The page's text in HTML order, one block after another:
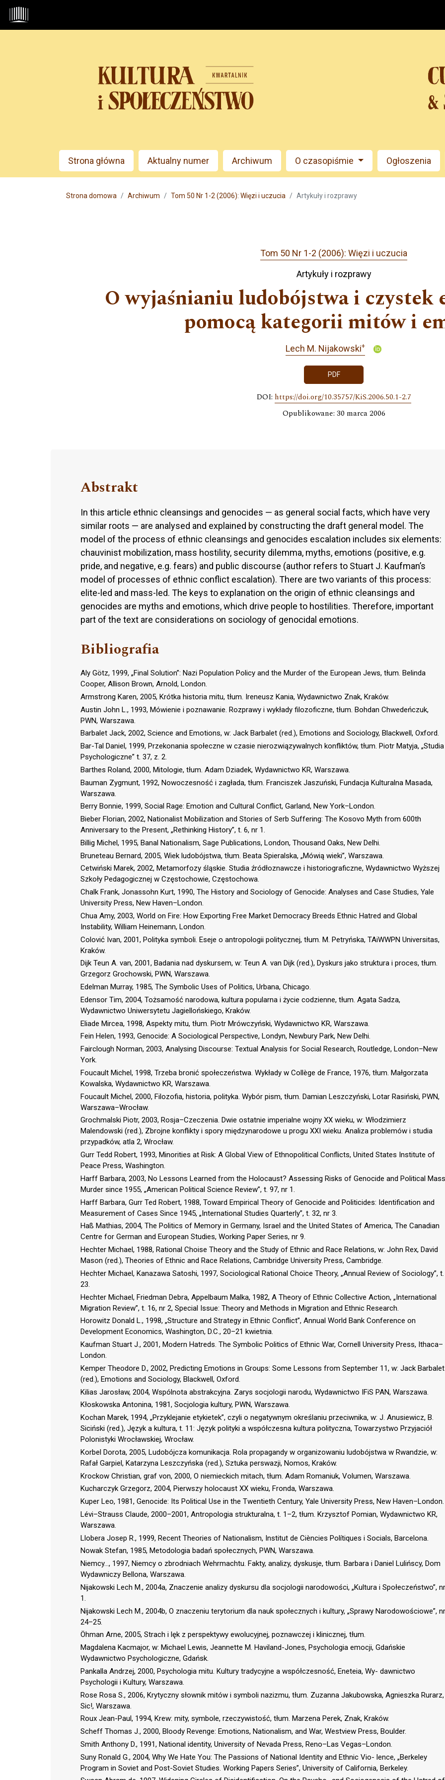
Przejdź do głównego menu
Przejdź do sekcji głównej
Przejdź do stopki
Admin menu
Main menu
Strona główna Aktualny numer Archiwum O czasopiśmie Ogłoszenia
Strona domowa Archiwum Tom 50 Nr 1-2 (2006): Więzi i uczucia Artykuły i rozprawy
Tom 50 Nr 1-2 (2006): Więzi i uczucia
Artykuły i rozprawy
O wyjaśnianiu ludobójstwa i czystek
pomocą kategorii mitów i
Lech M. Nijakowski+
PDF
DOI: https://doi.org/10.35757/KiS.2006.50.1-2.7
Opublikowane: 30 marca 2006
Abstrakt
In this article ethnic cleansings and genocides — as general social facts, which have very
similar roots — are analysed and explained by constructing the draft general model. The
model of the process of ethnic cleansings and genocides escalation includes six elements:
chauvinist mobilization, mass hostility, security dilemma, myths, emotions (positive, e.g.
pride, and negative, e.g. fears) and public discourse (author refers to Stuart J. Kaufman’s
model of processes of ethnic conflict escalation). There are two variants of this process:
elite-led and mass-led. The keys to explanation on the origin of ethnic cleansings and
genocides are myths and emotions, which drive people to hostilities. Therefore, important
part of the text are considerations on sociology of genocidal emotions.
Bibliografia
Aly Götz, 1999, „Final Solution”: Nazi Population Policy and the Murder of the European Jews, tłum. Belinda
Cooper, Allison Brown, Arnold, London.
Armstrong Karen, 2005, Krótka historia mitu, tłum. Ireneusz Kania, Wydawnictwo Znak, Kraków.
Austin John L., 1993, Mówienie i poznawanie. Rozprawy i wykłady filozoficzne, tłum. Bohdan Chwedeńczuk,
PWN, Warszawa.
Barbalet Jack, 2002, Science and Emotions, w: Jack Barbalet (red.), Emotions and Sociology, Blackwell, Oxford.
Bar-Tal Daniel, 1999, Przekonania społeczne w czasie nierozwiązywalnych konfliktów, tłum. Piotr Matyja, „Studia
Psychologiczne” t. 37, z. 2.
Barthes Roland, 2000, Mitologie, tłum. Adam Dziadek, Wydawnictwo KR, Warszawa.
Bauman Zygmunt, 1992, Nowoczesność i zagłada, tłum. Franciszek Jaszuński, Fundacja Kulturalna Masada,
Warszawa.
Berry Bonnie, 1999, Social Rage: Emotion and Cultural Conflict, Garland, New York–London.
Bieber Florian, 2002, Nationalist Mobilization and Stories of Serb Suffering: The Kosovo Myth from 600th
Anniversary to the Present, „Rethinking History”, t. 6, nr 1.
Billig Michel, 1995, Banal Nationalism, Sage Publications, London, Thousand Oaks, New Delhi.
Bruneteau Bernard, 2005, Wiek ludobójstwa, tłum. Beata Spieralska, „Mówią wieki”, Warszawa.
Cetwiński Marek, 2002, Metamorfozy śląskie. Studia źródłoznawcze i historiograficzne, Wydawnictwo Wyższej
Szkoły Pedagogicznej w Częstochowie, Częstochowa.
Chalk Frank, Jonassohn Kurt, 1990, The History and Sociology of Genocide: Analyses and Case Studies, Yale
University Press, New Haven–London.
Chua Amy, 2003, World on Fire: How Exporting Free Market Democracy Breeds Ethnic Hatred and Global
Instability, William Heinemann, London.
Colović Ivan, 2001, Polityka symboli. Eseje o antropologii politycznej, tłum. M. Petryńska, TAiWWPN Universitas,
Kraków.
Dijk Teun A. van, 2001, Badania nad dyskursem, w: Teun A. van Dijk (red.), Dyskurs jako struktura i proces, tłum.
Grzegorz Grochowski, PWN, Warszawa.
Edelman Murray, 1985, The Symbolic Uses of Politics, Urbana, Chicago.
Edensor Tim, 2004, Tożsamość narodowa, kultura popularna i życie codzienne, tłum. Agata Sadza,
Wydawnictwo Uniwersytetu Jagiellońskiego, Kraków.
Eliade Mircea, 1998, Aspekty mitu, tłum. Piotr Mrówczyński, Wydawnictwo KR, Warszawa.
Fein Helen, 1993, Genocide: A Sociological Perspective, Londyn, Newbury Park, New Delhi.
Fairclough Norman, 2003, Analysing Discourse: Textual Analysis for Social Research, Routledge, London–New
York.
Foucault Michel, 1998, Trzeba bronić społeczeństwa. Wykłady w Collège de France, 1976, tłum. Małgorzata
Kowalska, Wydawnictwo KR, Warszawa.
Foucault Michel, 2000, Filozofia, historia, polityka. Wybór pism, tłum. Damian Leszczyński, Lotar Rasiński, PWN,
Warszawa–Wrocław.
Grochmalski Piotr, 2003, Rosja–Czeczenia. Dwie ostatnie imperialne wojny XX wieku, w: Włodzimierz
Malendowski (red.), Zbrojne konflikty i spory międzynarodowe u progu XXI wieku. Analiza problemów i studia
przypadków, atla 2, Wrocław.
Gurr Tedd Robert, 1993, Minorities at Risk: A Global View of Ethnopolitical Conflicts, United States Institute of
Peace Press, Washington.
Harff Barbara, 2003, No Lessons Learned from the Holocaust? Assessing Risks of Genocide and Political Mass
Murder since 1955, „American Political Science Review”, t. 97, nr 1.
Harff Barbara, Gurr Ted Robert, 1988, Toward Empirical Theory of Genocide and Politicides: Identification and
Measurement of Cases Since 1945, „International Studies Quarterly”, t. 32, nr 3.
Haß Mathias, 2004, The Politics of Memory in Germany, Israel and the United States of America, The Canadian
Centre for German and European Studies, Working Paper Series, nr 9.
Hechter Michael, 1988, Rational Choise Theory and the Study of Ethnic and Race Relations, w: John Rex, David
Mason (red.), Theories of Ethnic and Race Relations, Cambridge University Press, Cambridge.
Hechter Michael, Kanazawa Satoshi, 1997, Sociological Rational Choice Theory, „Annual Review of Sociology”, t.
23.
Hechter Michael, Friedman Debra, Appelbaum Malka, 1982, A Theory of Ethnic Collective Action, „International
Migration Review”, t. 16, nr 2, Special Issue: Theory and Methods in Migration and Ethnic Research.
Horowitz Donald L., 1998, „Structure and Strategy in Ethnic Conflict”, Annual World Bank Conference on
Development Economics, Washington, D.C., 20–21 kwietnia.
Kaufman Stuart J., 2001, Modern Hatreds. The Symbolic Politics of Ethnic War, Cornell University Press, Ithaca–
London.
Kemper Theodore D., 2002, Predicting Emotions in Groups: Some Lessons from September 11, w: Jack Barbalet
(red.), Emotions and Sociology, Blackwell, Oxford.
Kilias Jarosław, 2004, Wspólnota abstrakcyjna. Zarys socjologii narodu, Wydawnictwo IFiS PAN, Warszawa.
Kłoskowska Antonina, 1981, Socjologia kultury, PWN, Warszawa.
Kochan Marek, 1994, „Przyklejanie etykietek”, czyli o negatywnym określaniu przeciwnika, w: J. Anusiewicz, B.
Siciński (red.), Język a kultura, t. 11: Język polityki a współczesna kultura polityczna, Towarzystwo Przyjaciół
Polonistyki Wrocławskiej, Wrocław.
Korbel Dorota, 2005, Ludobójcza komunikacja. Rola propagandy w organizowaniu ludobójstwa w Rwandzie, w:
Rafał Garpiel, Katarzyna Leszczyńska (red.), Sztuka perswazji, Nomos, Kraków.
Krockow Christian, graf von, 2000, O niemieckich mitach, tłum. Adam Romaniuk, Volumen, Warszawa.
Kucharczyk Grzegorz, 2004, Pierwszy holocaust XX wieku, Fronda, Warszawa.
Kuper Leo, 1981, Genocide: Its Political Use in the Twentieth Century, Yale University Press, New Haven–London.
Lévi–Strauss Claude, 2000–2001, Antropologia strukturalna, t. 1–2, tłum. Krzysztof Pomian, Wydawnictwo KR,
Warszawa.
Llobera Josep R., 1999, Recent Theories of Nationalism, Institut de Ciències Polítiques i Socials, Barcelona.
Nowak Stefan, 1985, Metodologia badań społecznych, PWN, Warszawa.
Niemcy…, 1997, Niemcy o zbrodniach Wehrmachtu. Fakty, analizy, dyskusje, tłum. Barbara i Daniel Lulińscy, Dom
Wydawniczy Bellona, Warszawa.
Nijakowski Lech M., 2004a, Znaczenie analizy dyskursu dla socjologii narodowości, „Kultura i Społeczeństwo”, nr
1.
Nijakowski Lech M., 2004b, O znaczeniu terytorium dla nauk społecznych i kultury, „Sprawy Narodowościowe”, nr
24–25.
Öhman Arne, 2005, Strach i lęk z perspektywy ewolucyjnej, poznawczej i klinicznej, tłum.
Magdalena Kacmajor, w: Michael Lewis, Jeannette M. Haviland-Jones, Psychologia emocji, Gdańskie
Wydawnictwo Psychologiczne, Gdańsk.
Pankalla Andrzej, 2000, Psychologia mitu. Kultury tradycyjne a współczesność, Eneteia, Wy- dawnictwo
Psychologii i Kultury, Warszawa.
Rose Rosa S., 2006, Krytyczny słownik mitów i symboli nazizmu, tłum. Zuzanna Jakubowska, Agnieszka Rurarz,
Sic!, Warszawa.
Roux Jean-Paul, 1994, Krew: mity, symbole, rzeczywistość, tłum. Marzena Perek, Znak, Kraków.
Scheff Thomas J., 2000, Bloody Revenge: Emotions, Nationalism, and War, Westview Press, Boulder.
Smith Anthony D., 1991, National identity, University of Nevada Press, Reno–Las Vegas–London.
Suny Ronald G., 2004, Why We Hate You: The Passions of National Identity and Ethnic Vio- lence, „Berkeley
Program in Soviet and Post-Soviet Studies. Working Papers Series”, University of California, Berkeley.